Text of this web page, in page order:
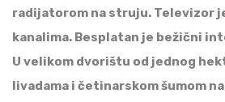
radijatorom na struju. Televizor
kanalima. Besplatan je bežični
U velikom dvorištu od jednog
livadama i četinarskom šumom